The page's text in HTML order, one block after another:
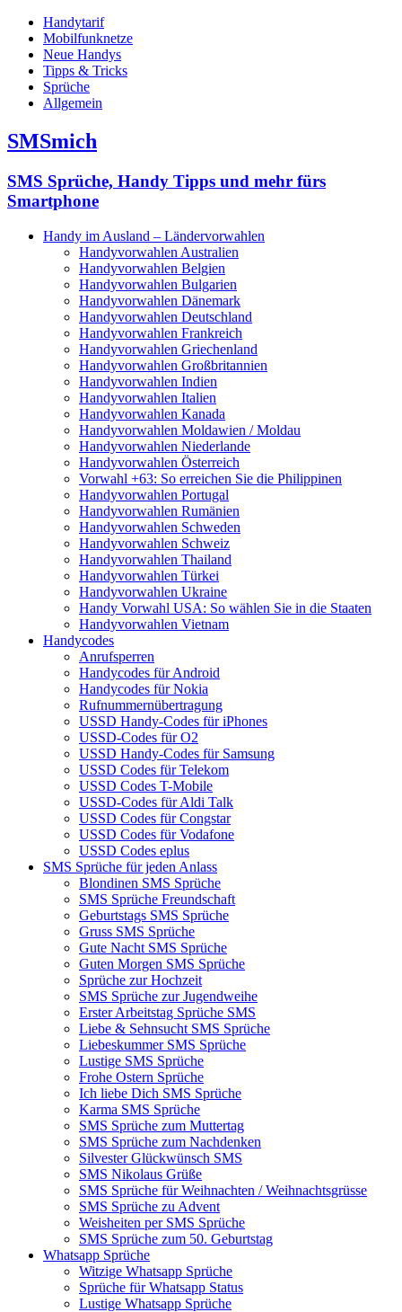
Handytarif
Mobilfunknetze
Neue Handys
Tipps & Tricks
Sprüche
Allgemein
SMSmich
SMS Sprüche, Handy Tipps und mehr fürs
Smartphone
Handy im Ausland – Ländervorwahlen
Handyvorwahlen Australien
Handyvorwahlen Belgien
Handyvorwahlen Bulgarien
Handyvorwahlen Dänemark
Handyvorwahlen Deutschland
Handyvorwahlen Frankreich
Handyvorwahlen Griechenland
Handyvorwahlen Großbritannien
Handyvorwahlen Indien
Handyvorwahlen Italien
Handyvorwahlen Kanada
Handyvorwahlen Moldawien / Moldau
Handyvorwahlen Niederlande
Handyvorwahlen Österreich
Vorwahl +63: So erreichen Sie die Philippinen
Handyvorwahlen Portugal
Handyvorwahlen Rumänien
Handyvorwahlen Schweden
Handyvorwahlen Schweiz
Handyvorwahlen Thailand
Handyvorwahlen Türkei
Handyvorwahlen Ukraine
Handy Vorwahl USA: So wählen Sie in die Staaten
Handyvorwahlen Vietnam
Handycodes
Anrufsperren
Handycodes für Android
Handycodes für Nokia
Rufnummernübertragung
USSD Handy-Codes für iPhones
USSD-Codes für O2
USSD Handy-Codes für Samsung
USSD Codes für Telekom
USSD Codes T-Mobile
USSD-Codes für Aldi Talk
USSD Codes für Congstar
USSD Codes für Vodafone
USSD Codes eplus
SMS Sprüche für jeden Anlass
Blondinen SMS Sprüche
SMS Sprüche Freundschaft
Geburtstags SMS Sprüche
Gruss SMS Sprüche
Gute Nacht SMS Sprüche
Guten Morgen SMS Sprüche
Sprüche zur Hochzeit
SMS Sprüche zur Jugendweihe
Erster Arbeitstag Sprüche SMS
Liebe & Sehnsucht SMS Sprüche
Liebeskummer SMS Sprüche
Lustige SMS Sprüche
Frohe Ostern Sprüche
Ich liebe Dich SMS Sprüche
Karma SMS Sprüche
SMS Sprüche zum Muttertag
SMS Sprüche zum Nachdenken
Silvester Glückwünsch SMS
SMS Nikolaus Grüße
SMS Sprüche für Weihnachten / Weihnachtsgrüsse
SMS Sprüche zu Advent
Weisheiten per SMS Sprüche
SMS Sprüche zum 50. Geburtstag
Whatsapp Sprüche
Witzige Whatsapp Sprüche
Sprüche für Whatsapp Status
Lustige Whatsapp Sprüche